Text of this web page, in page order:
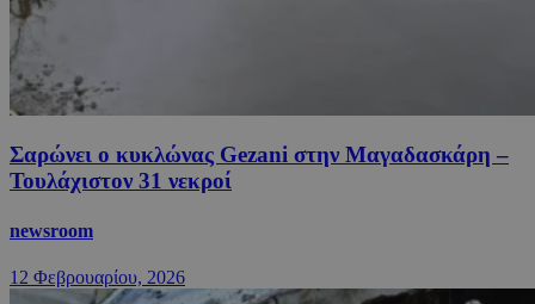
Σαρώνει ο κυκλώνας Gezani στην Μαγαδασκάρη –
Τουλάχιστον 31 νεκροί
newsroom
12 Φεβρουαρίου, 2026